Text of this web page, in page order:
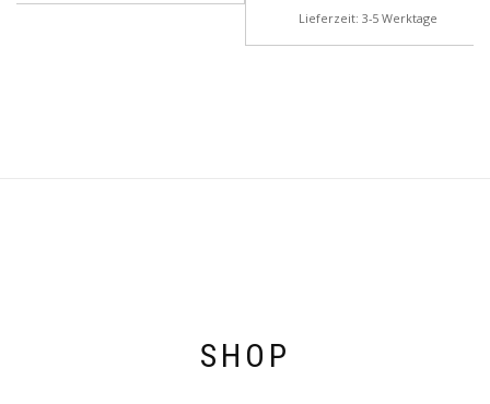
Lieferzeit: 3-5 Werktage
SHOP